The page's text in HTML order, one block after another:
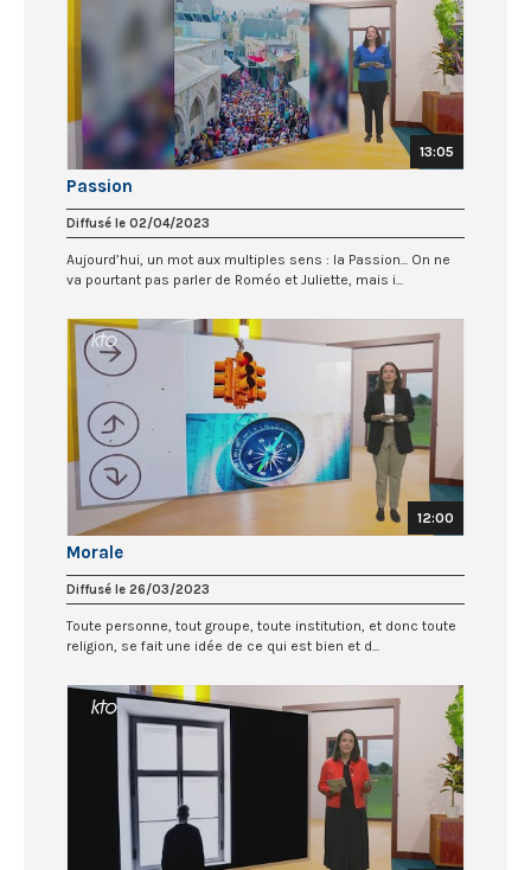
13:05
Passion
Diffusé le 02/04/2023
Aujourd’hui, un mot aux multiples sens : la Passion... On ne
va pourtant pas parler de Roméo et Juliette, mais i...
12:00
Morale
Diffusé le 26/03/2023
Toute personne, tout groupe, toute institution, et donc toute
religion, se fait une idée de ce qui est bien et d...